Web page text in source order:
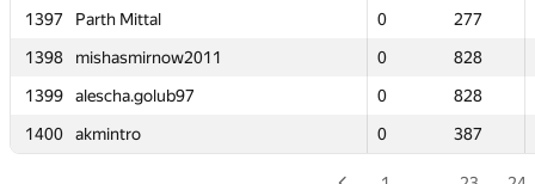
1397
Parth Mittal 0
277
1398
mishasmirnow2011 0
828
1399
alescha.golub97 0
828
1400
akmintro 0 387
1397
Parth Mittal 0
277
1398
mishasmirnow2011 0
828
1399
alescha.golub97 0
828
1400
akmintro 0 387